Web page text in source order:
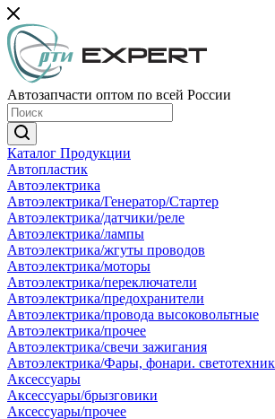
Автозапчасти оптом по всей России
Каталог Продукции
Автопластик
Автоэлектрика
Автоэлектрика/Генератор/Стартер
Автоэлектрика/датчики/реле
Автоэлектрика/лампы
Автоэлектрика/жгуты проводов
Автоэлектрика/моторы
Автоэлектрика/переключатели
Автоэлектрика/предохранители
Автоэлектрика/провода высоковольтные
Автоэлектрика/прочее
Автоэлектрика/свечи зажигания
Автоэлектрика/Фары, фонари.
Аксессуары
Аксессуары/брызговики
Аксессуары/прочее